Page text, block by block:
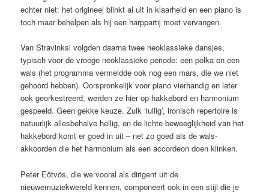
echter niet: het origineel blinkt al uit in klaarheid en een piano is
toch maar behelpen als hij een harppartij moet vervangen.
Van Stravinksi volgden daarna twee neoklassieke dansjes,
typisch voor de vroege neoklassieke periode: een polka en een
wals (het programma vermeldde ook nog een mars, die we niet
gehoord hebben). Oorspronkelijk voor piano vierhandig en later
ook georkestreerd, werden ze hier op hakkebord en harmonium
gespeeld. Geen gekke keuze. Zulk ‘lullig’, ironisch repertoire is
natuurlijk allesbehalve heilig, en de lichte beweeglijkheid van het
hakkebord komt er goed in uit – net zo goed als de wals-
akkoorden die het harmonium als een accordeon doen klinken.
Peter Eötvös, die we vooral als dirigent uit de
nieuwemuziekwereld kennen, componeert ook in een stijl die je